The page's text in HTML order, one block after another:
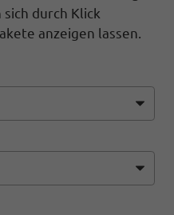
sich durch Klick
anzeigen lassen.